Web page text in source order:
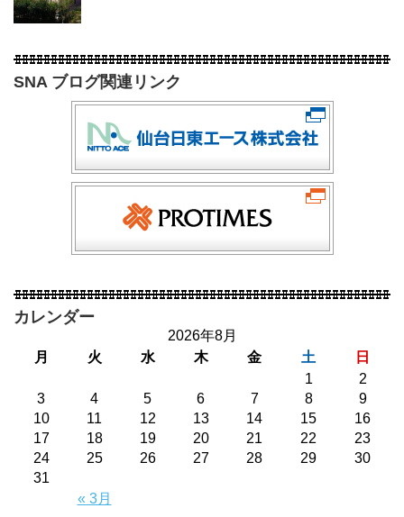
SNA ブログ関連リンク
カレンダー
2026年8月
月
火 水 木 金 土 日
« 3月
1
2
3
4 5 6 7 8
9
10
11 12 13 14 15
16
17
18 19 20 21 22
23
24
25 26 27 28 29
30
31